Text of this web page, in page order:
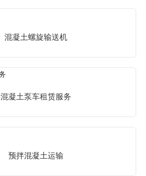
混凝土螺旋输送机
混凝土泵车租赁服务
预拌混凝土运输